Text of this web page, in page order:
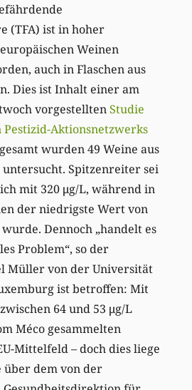
(TFA) ist in hoher
Weinen
auch in Flaschen aus
Dies ist Inhalt einer am
vorgestelltenStudie
Pestizid-Aktionsnetzwerks
wurden 49 Weine aus
untersucht. Spitzenreiter sei
mit 320 μg/L, während in
der niedrigste Wert von
Dennoch „handelt es
Problem“, so der
Müller von der Universität
ist betroffen: Mit
64 und 53 μg/L
Méco gesammelten
Mittelfeld – doch dies liege
über dem von der